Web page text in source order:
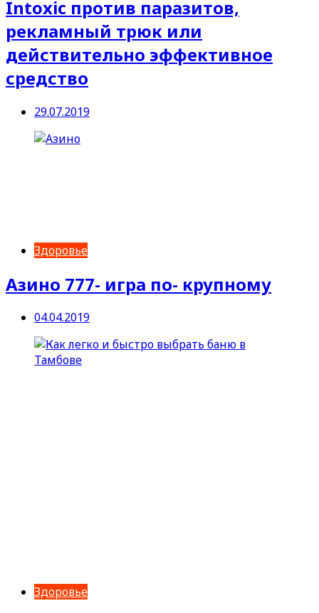
Intoxic против паразитов,
рекламный трюк или
действительно эффективное
средство
29.07.2019
Здоровье
Азино 777- игра по- крупному
04.04.2019
Здоровье